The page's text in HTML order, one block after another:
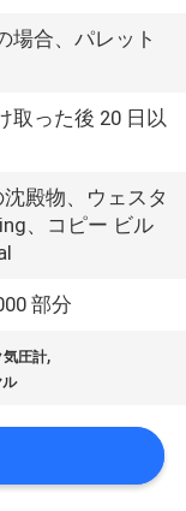
場合、パレット
取った後 20 日以
殿物、ウェスタ
、コピー ビル
部分
気圧計,
ル